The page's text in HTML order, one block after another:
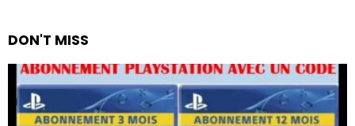
DON'T MISS